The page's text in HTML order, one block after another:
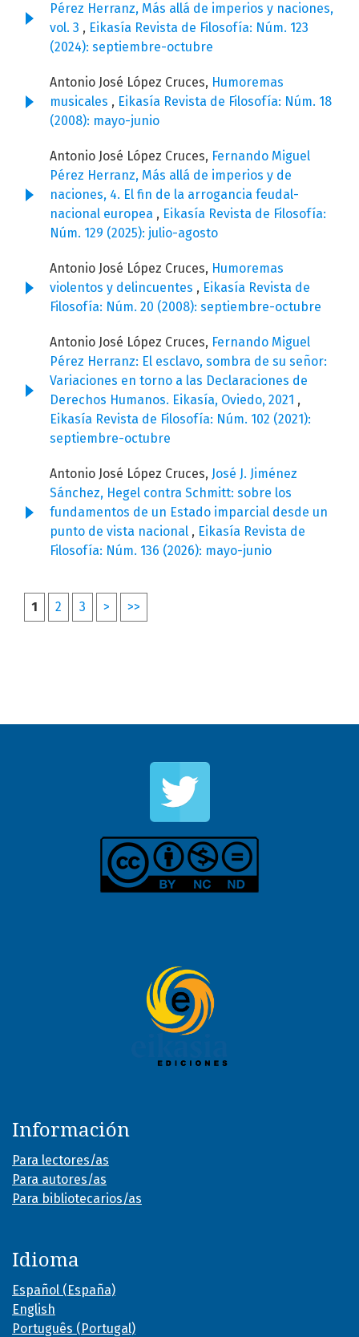
Pérez Herranz, Más allá de imperios y naciones,
vol. 3 , Eikasía Revista de Filosofía: Núm. 123
(2024): septiembre-octubre
Antonio José López Cruces, Humoremas
musicales , Eikasía Revista de Filosofía: Núm. 18
(2008): mayo-junio
Antonio José López Cruces, Fernando Miguel
Pérez Herranz, Más allá de imperios y de
naciones, 4. El fin de la arrogancia feudal-
nacional europea , Eikasía Revista de Filosofía:
Núm. 129 (2025): julio-agosto
Antonio José López Cruces, Humoremas
violentos y delincuentes , Eikasía Revista de
Filosofía: Núm. 20 (2008): septiembre-octubre
Antonio José López Cruces, Fernando Miguel
Pérez Herranz: El esclavo, sombra de su señor:
Variaciones en torno a las Declaraciones de
Derechos Humanos. Eikasía, Oviedo, 2021 ,
Eikasía Revista de Filosofía: Núm. 102 (2021):
septiembre-octubre
Antonio José López Cruces, José J. Jiménez
Sánchez, Hegel contra Schmitt: sobre los
fundamentos de un Estado imparcial desde un
punto de vista nacional , Eikasía Revista de
Filosofía: Núm. 136 (2026): mayo-junio
1 2 3 > >>
Información
Para lectores/as
Para autores/as
Para bibliotecarios/as
Idioma
Español (España)
English
Português (Portugal)